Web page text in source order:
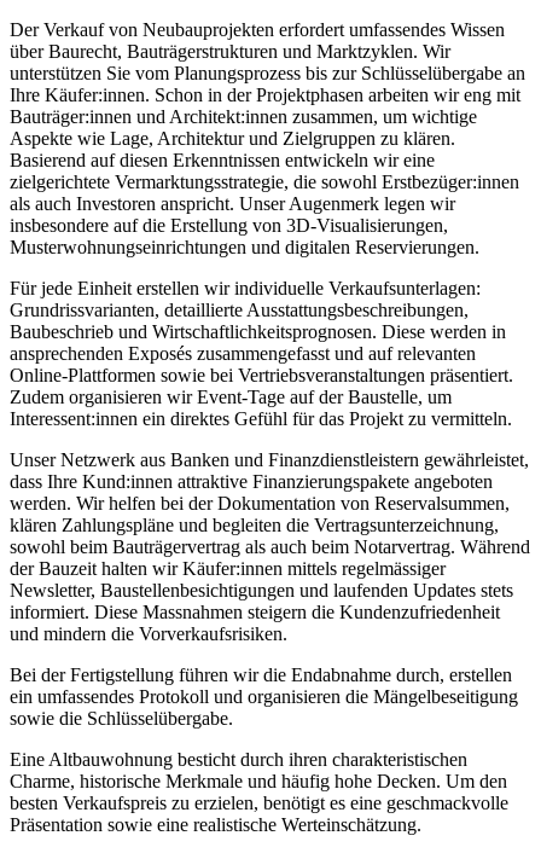
Der Verkauf von Neubauprojekten erfordert umfassendes Wissen
über Baurecht, Bauträgerstrukturen und Marktzyklen. Wir
unterstützen Sie vom Planungsprozess bis zur Schlüsselübergabe an
Ihre Käufer:innen. Schon in der Projektphasen arbeiten wir eng mit
Bauträger:innen und Architekt:innen zusammen, um wichtige
Aspekte wie Lage, Architektur und Zielgruppen zu klären.
Basierend auf diesen Erkenntnissen entwickeln wir eine
zielgerichtete Vermarktungsstrategie, die sowohl Erstbezüger:innen
als auch Investoren anspricht. Unser Augenmerk legen wir
insbesondere auf die Erstellung von 3D-Visualisierungen,
Musterwohnungseinrichtungen und digitalen Reservierungen.
Für jede Einheit erstellen wir individuelle Verkaufsunterlagen:
Grundrissvarianten, detaillierte Ausstattungsbeschreibungen,
Baubeschrieb und Wirtschaftlichkeitsprognosen. Diese werden in
ansprechenden Exposés zusammengefasst und auf relevanten
Online-Plattformen sowie bei Vertriebsveranstaltungen präsentiert.
Zudem organisieren wir Event-Tage auf der Baustelle, um
Interessent:innen ein direktes Gefühl für das Projekt zu vermitteln.
Unser Netzwerk aus Banken und Finanzdienstleistern gewährleistet,
dass Ihre Kund:innen attraktive Finanzierungspakete angeboten
werden. Wir helfen bei der Dokumentation von Reservalsummen,
klären Zahlungspläne und begleiten die Vertragsunterzeichnung,
sowohl beim Bauträgervertrag als auch beim Notarvertrag. Während
der Bauzeit halten wir Käufer:innen mittels regelmässiger
Newsletter, Baustellenbesichtigungen und laufenden Updates stets
informiert. Diese Massnahmen steigern die Kundenzufriedenheit
und mindern die Vorverkaufsrisiken.
Bei der Fertigstellung führen wir die Endabnahme durch, erstellen
ein umfassendes Protokoll und organisieren die Mängelbeseitigung
sowie die Schlüsselübergabe.
Eine Altbauwohnung besticht durch ihren charakteristischen
Charme, historische Merkmale und häufig hohe Decken. Um den
besten Verkaufspreis zu erzielen, benötigt es eine geschmackvolle
Präsentation sowie eine realistische Werteinschätzung.